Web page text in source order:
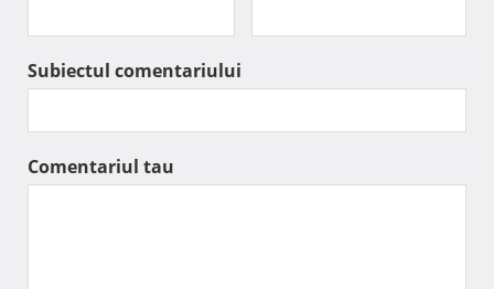
Subiectul comentariului
Comentariul tau